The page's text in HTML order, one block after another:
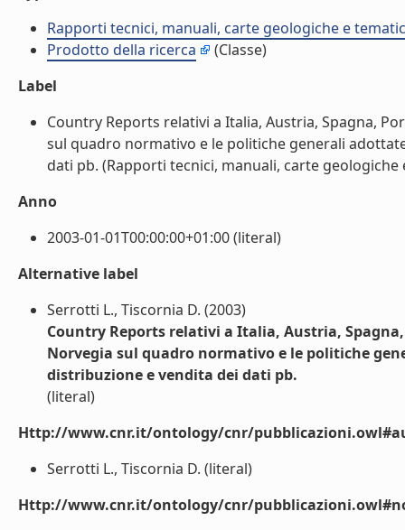
Rapporti tecnici, manuali, carte geologiche e
Prodotto della ricerca
(Classe)
Label
Country Reports relativi a Italia, Austria, Spagna,
sul quadro normativo e le politiche generali
dati pb. (Rapporti tecnici, manuali, carte
Anno
2003-01-01T00:00:00+01:00 (literal)
Alternative label
Serrotti L., Tiscornia D. (2003)
Country Reports relativi a Italia, Austria,
Norvegia sul quadro normativo e le politiche
distribuzione e vendita dei dati pb.
(literal)
Http://www.cnr.it/ontology/cnr/
Serrotti L., Tiscornia D. (literal)
Http://www.cnr.it/ontology/cnr/